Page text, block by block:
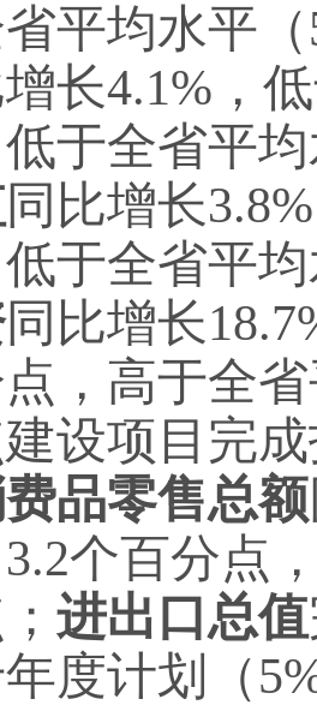
平均水平
长4.1%，
于全省平
同比增长
于全省平
同比增长
，高于全
设项目完
品零售总额
个百分点
进出口总值
度计划（